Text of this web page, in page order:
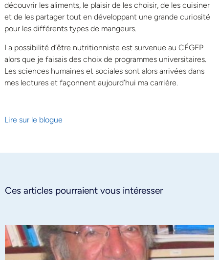
découvrir les aliments, le plaisir de les choisir, de les cuisiner
et de les partager tout en développant une grande curiosité
pour les différents types de mangeurs.
La possibilité d’être nutritionniste est survenue au CÉGEP
alors que je faisais des choix de programmes universitaires.
Les sciences humaines et sociales sont alors arrivées dans
mes lectures et façonnent aujourd’hui ma carrière.
Lire sur le blogue
Ces articles pourraient vous intéresser